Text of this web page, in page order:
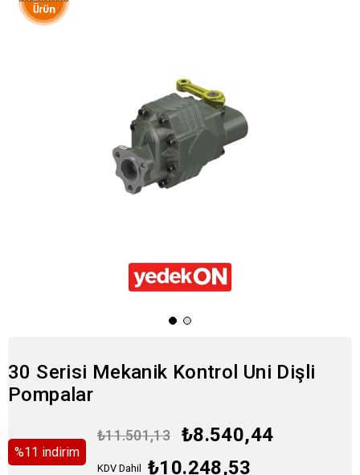
30 Serisi Mekanik Kontrol Uni Dişli
Pompalar
%11 i̇ndirim
₺11.501,13 ₺8.540,44
KDV Dahil ₺10.248,53